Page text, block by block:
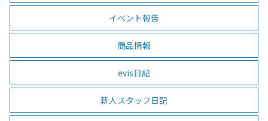
イベント報告
商品情報
evis日記
新人スタッフ日記